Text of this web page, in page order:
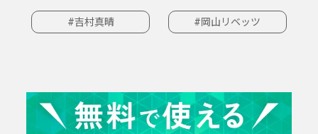
#吉村真晴 #岡山リベッツ